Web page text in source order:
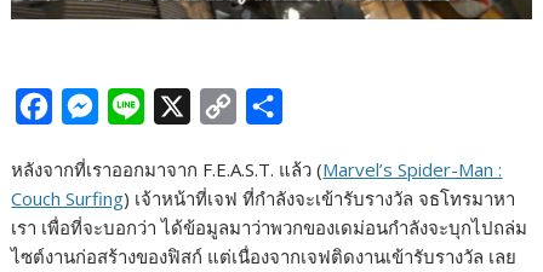
c
e
b
M
s
s
e
n
e
p
L
a
e
หลังจากที่เราออกมาจาก F.E.A.S.T. แล้ว (Marvel’s Spider-Man :
Couch Surfing) เจ้าหน้าที่เจฟ ที่กำลังจะเข้ารับรางวัล จธโทรมาหา
เรา เพื่อที่จะบอกว่า ได้ข้อมูลมาว่าพวกของเดม่อนกำลังจะบุกไปถล่ม
ไซต์งานก่อสร้างของฟิสก์ แต่เนื่องจากเจฟติดงานเข้ารับรางวัล เลย